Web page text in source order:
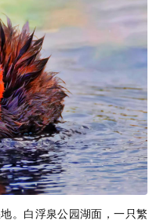
。白浮泉公园湖面，一只繁